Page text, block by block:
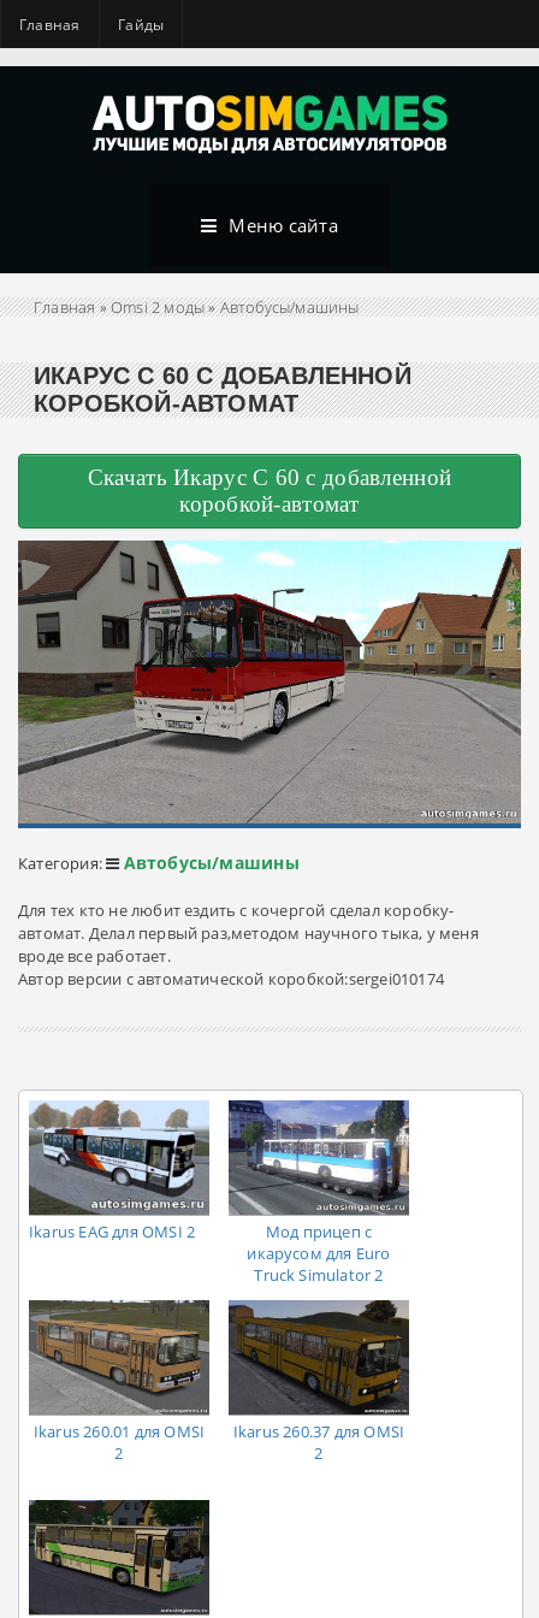
Главная Гайды
Меню сайта
Главная»Omsi 2 моды»Автобусы/машины
ИКАРУС С 60 С ДОБАВЛЕННОЙ
КОРОБКОЙ-АВТОМАТ
Скачать Икарус С 60 с добавленной
коробкой-автомат
Категория: Автобусы/машины
Для тех кто не любит ездить с кочергой сделал коробку-
автомат. Делал первый раз,методом научного тыка, у меня
вроде все работает.
Автор версии с автоматической коробкой:sergei010174
Ikarus EAG для OMSI 2
Мод прицеп с
икарусом для Euro
Truck Simulator 2
Ikarus 260.01 для OMSI
2
Ikarus 260.37 для OMSI
2